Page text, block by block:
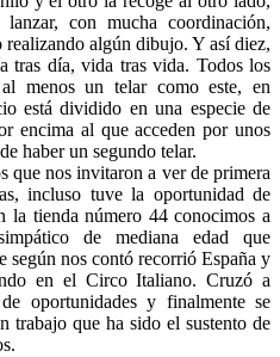
con mucha coordinación,
algún dibujo. Y así diez,
tras día, vida tras vida. Todos los
menos un telar como este, en
está dividido en una especie de
encima al que acceden por unos
haber un segundo telar.
que nos invitaron a ver de primera
incluso tuve la oportunidad de
la tienda número 44 conocimos a
de mediana edad que
según nos contó recorrió España y
en el Circo Italiano. Cruzó a
oportunidades y finalmente se
trabajo que ha sido el sustento de